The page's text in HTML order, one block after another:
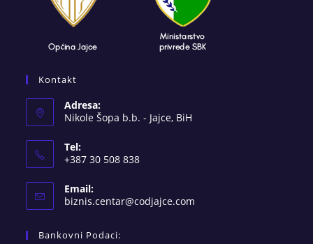
Kontakt
Adresa:
Nikole Šopa b.b. - Jajce, BiH
Tel:
+387 30 508 838
Email:
biznis.centar@codjajce.com
Bankovni Podaci: